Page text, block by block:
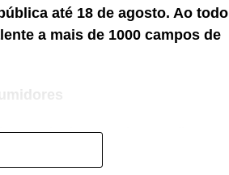
até 18 de agosto. Ao todo
a mais de 1000 campos de
Lda., o projeto configura
a alimentar diretamente o